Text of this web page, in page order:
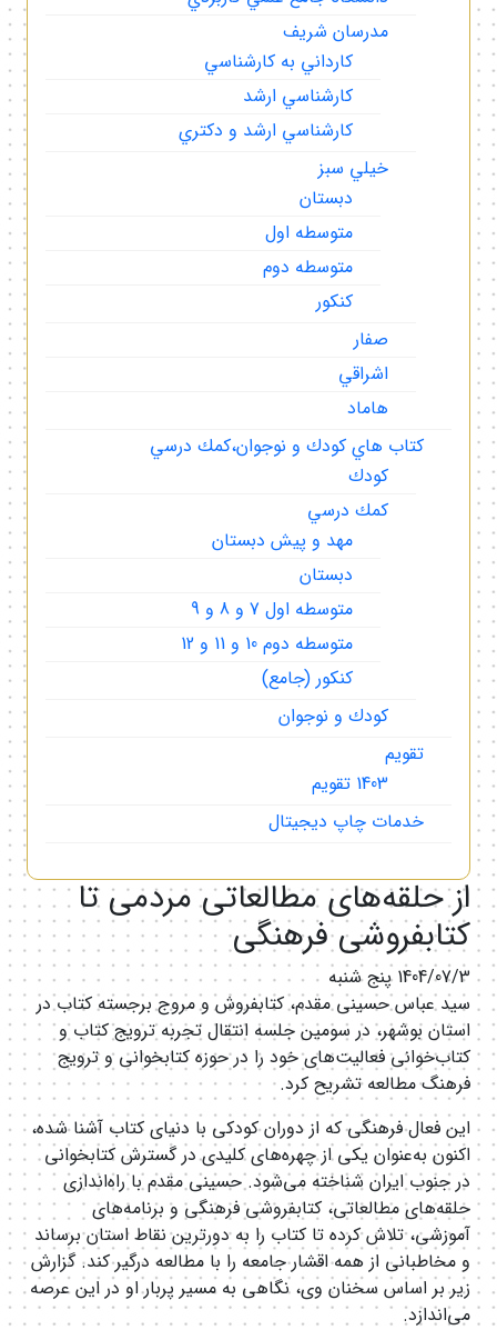
مدرسان شريف
كارداني به كارشناسي
كارشناسي ارشد
كارشناسي ارشد و دكتري
خيلي سبز
دبستان
متوسطه اول
متوسطه دوم
كنكور
صفار
اشراقي
هاماد
كتاب هاي كودك و نوجوان،كمك درسي
كودك
كمك درسي
مهد و پيش دبستان
دبستان
متوسطه اول 7 و 8 و 9
متوسطه دوم 10 و 11 و 12
كنكور (جامع)
كودك و نوجوان
تقويم
1403 تقويم
خدمات چاپ ديجيتال
از حلقه‌های مطالعاتی مردمی تا
کتابفروشی فرهنگی
1404/07/3 پنج شنبه
سید عباس حسینی مقدم، کتابفروش و مروج برجسته کتاب در
استان بوشهر، در سومین جلسه انتقال تجربه ترویج کتاب و
کتاب‌خوانی فعالیت‌های خود را در حوزه کتابخوانی و ترویج
فرهنگ مطالعه تشریح کرد.
این فعال فرهنگی که از دوران کودکی با دنیای کتاب آشنا شده،
اکنون به‌عنوان یکی از چهره‌های کلیدی در گسترش کتابخوانی
در جنوب ایران شناخته می‌شود. حسینی مقدم با راه‌اندازی
حلقه‌های مطالعاتی، کتابفروشی فرهنگی و برنامه‌های
آموزشی، تلاش کرده تا کتاب را به دورترین نقاط استان برساند
و مخاطبانی از همه اقشار جامعه را با مطالعه درگیر کند. گزارش
زیر بر اساس سخنان وی، نگاهی به مسیر پربار او در این عرصه
می‌اندازد.